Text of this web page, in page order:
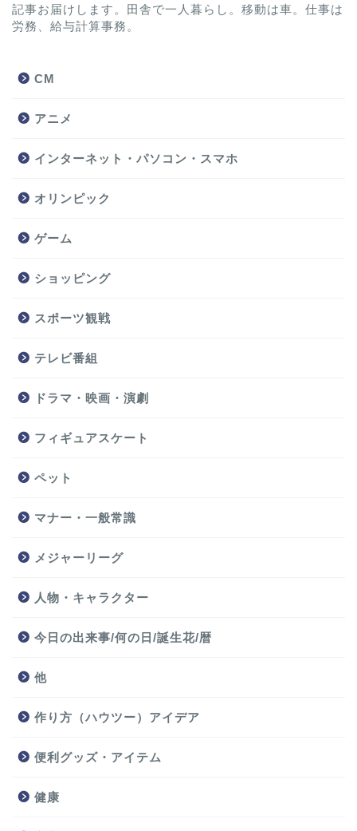
記事お届けします。田舎で一人暮らし。移動は車。仕事は
労務、給与計算事務。
CM
アニメ
インターネット・パソコン・スマホ
オリンピック
ゲーム
ショッピング
スポーツ観戦
テレビ番組
ドラマ・映画・演劇
フィギュアスケート
ペット
マナー・一般常識
メジャーリーグ
人物・キャラクター
今日の出来事/何の日/誕生花/暦
他
作り方（ハウツー）アイデア
便利グッズ・アイテム
健康